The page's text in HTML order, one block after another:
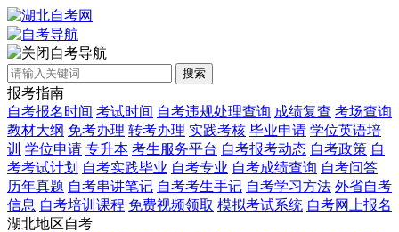
自考导航
搜索
报考指南
自考报名时间 考试时间 自考违规处理查询 成绩复查 考场查询
教材大纲 免考办理 转考办理 实践考核 毕业申请 学位英语培
训 学位申请 专升本 考生服务平台 自考报考动态 自考政策 自
考考试计划 自考实践毕业 自考专业 自考成绩查询 自考问答
历年真题 自考串讲笔记 自考考生手记 自考学习方法 外省自考
信息 自考培训课程 免费视频领取 模拟考试系统 自考网上报名
湖北地区自考